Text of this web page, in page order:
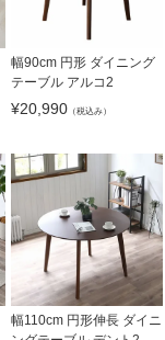
幅90cm 円形 ダイニング
テーブル アルコ2
¥20,990（税込み）
幅110cm 円形伸長 ダイニ